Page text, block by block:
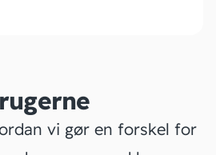
vi gør en forskel for